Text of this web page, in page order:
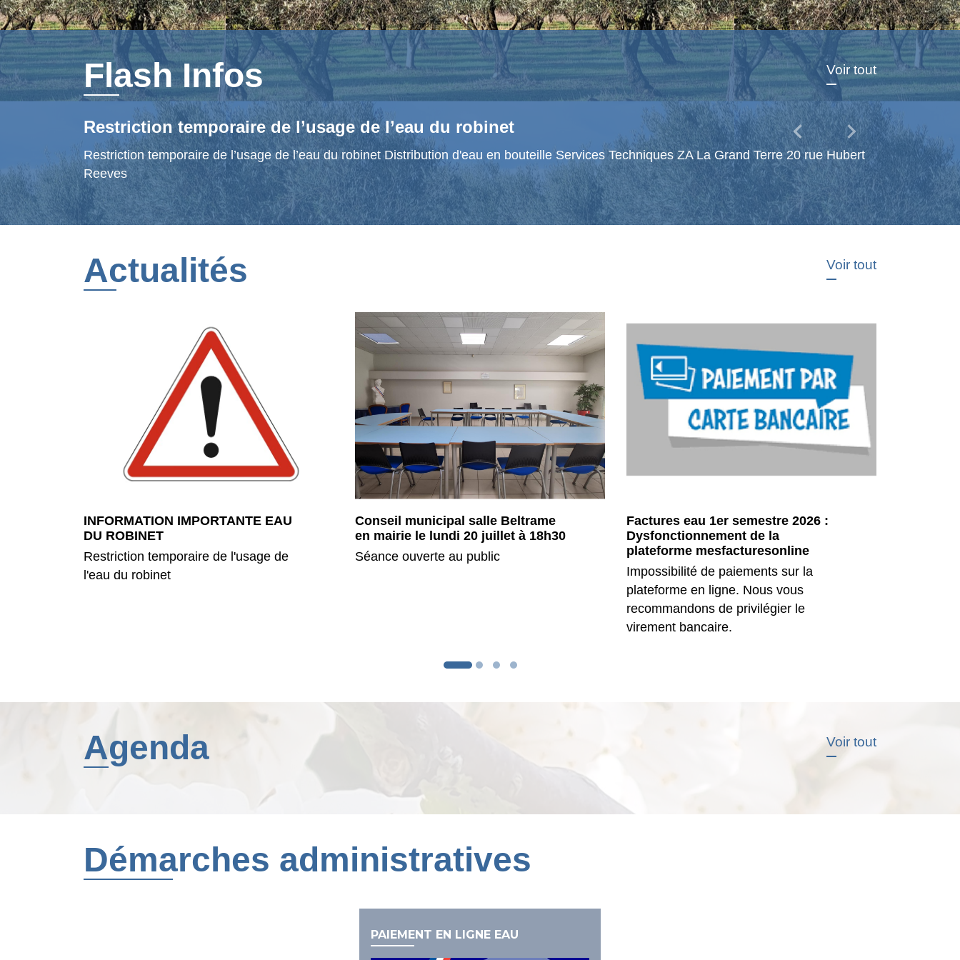
Flash Infos Voir tout
Restriction temporaire de l’usage de l’eau du robinet
Restriction temporaire de l’usage de l’eau du robinet Distribution d'eau en bouteille Services Techniques ZA La Grand Terre 20 rue Hubert
Reeves
chevron_left Previous
chevron_rightNext
Actualités Voir tout
INFORMATION IMPORTANTE EAU
DU ROBINET
Restriction temporaire de l'usage de
l'eau du robinet
Conseil municipal salle Beltrame
en mairie le lundi 20 juillet à 18h30
Séance ouverte au public
Factures eau 1er semestre 2026 :
Dysfonctionnement de la
plateforme mesfacturesonline
Impossibilité de paiements sur la
plateforme en ligne. Nous vous
recommandons de privilégier le
virement bancaire.
Agenda Voir tout
Démarches administratives
PAIEMENT EN LIGNE EAU